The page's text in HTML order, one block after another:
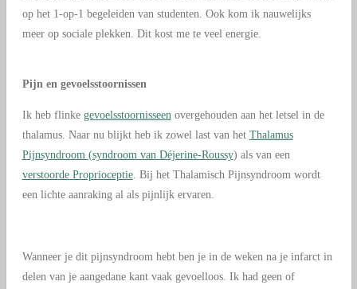
op het 1-op-1 begeleiden van studenten. Ook kom ik nauwelijks
meer op sociale plekken. Dit kost me te veel energie.
Pijn en gevoelsstoornissen
Ik heb flinke gevoelsstoornisseen overgehouden aan het letsel in de
thalamus. Naar nu blijkt heb ik zowel last van het Thalamus
Pijnsyndroom (syndroom van Déjerine-Roussy) als van een
verstoorde Proprioceptie. Bij het Thalamisch Pijnsyndroom wordt
een lichte aanraking al als pijnlijk ervaren.
Wanneer je dit pijnsyndroom hebt ben jein de weken na je infarctin
delen van je aangedane kant vaak gevoelloos. Ik had geen of